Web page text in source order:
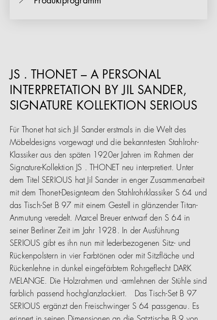
JS . THONET – A PERSONAL
INTERPRETATION BY JIL SANDER,
SIGNATURE KOLLEKTION SERIOUS
Für Thonet hat sich Jil Sander erstmals in die Welt des
Möbeldesigns vorgewagt und die bekanntesten Stahlrohr-
Klassiker aus den späten 1920er Jahren im Rahmen der
Signature-Kollektion JS . THONET neu interpretiert. Unter
dem Titel SERIOUS hat Jil Sander in enger Zusammenarbeit
mit dem Thonet-Designteam den Stahlrohrklassiker S 64 und
das Tisch-Set B 97 mit einem Gestell in glänzender Titan-
Anmutung veredelt. Marcel Breuer entwarf den S 64 in
seiner Berliner Zeit im Jahr 1928. In der Ausführung
SERIOUS gibt es ihn nun mit lederbezogenen Sitz- und
Rückenpolstern in vier Farbtönen oder mit Sitzfläche und
Rückenlehne in dunkel eingefärbtem Rohrgeflecht DARK
MELANGE. Die Holzrahmen und -armlehnen der Stühle sind
farblich passend hochglanzlackiert. Das Tisch-Set B 97
SERIOUS ergänzt den Freischwinger S 64 passgenau. Es